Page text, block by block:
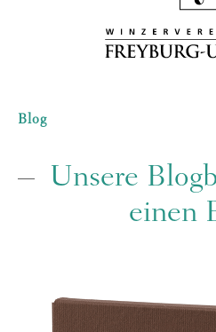
Blog
Unsere
einen